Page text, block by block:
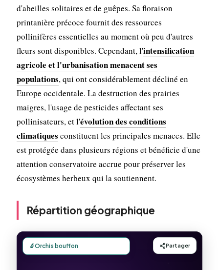
d'abeilles solitaires et de guêpes. Sa floraison
printanière précoce fournit des ressources
pollinifères essentielles au moment où peu d'autres
fleurs sont disponibles. Cependant, l'intensification
agricole et l'urbanisation menacent ses
populations, qui ont considérablement décliné en
Europe occidentale. La destruction des prairies
maigres, l'usage de pesticides affectant ses
pollinisateurs, et l'évolution des conditions
climatiques constituent les principales menaces. Elle
est protégée dans plusieurs régions et bénéficie d'une
attention conservatoire accrue pour préserver les
écosystèmes herbeux qui la soutiennent.
Répartition géographique